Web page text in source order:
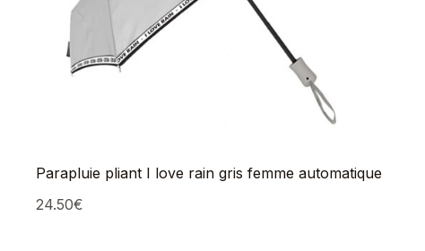
Parapluie pliant I love rain gris femme automatique
24.50€